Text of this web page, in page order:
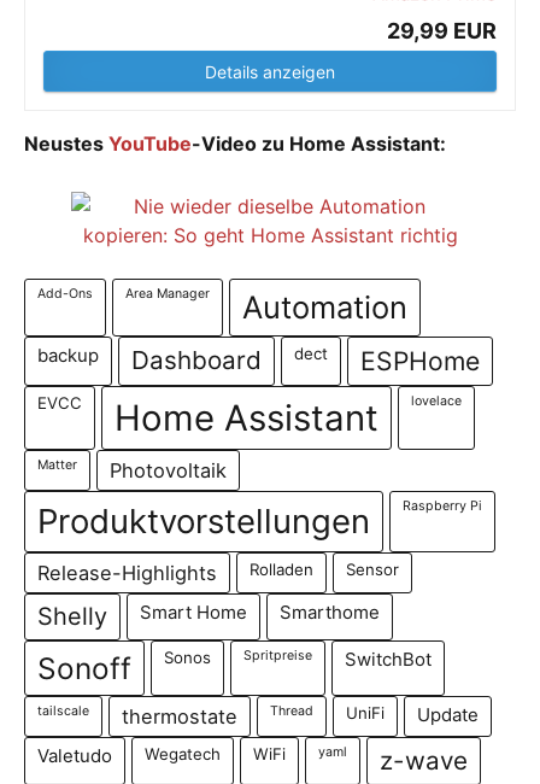
29,99 EUR
Details anzeigen
Neustes YouTube-Video zu Home Assistant:
Add-Ons Area Manager Automation
backup Dashboard dect ESPHome
EVCC Home Assistant lovelace
Matter Photovoltaik
Produktvorstellungen Raspberry Pi
Release-Highlights Rolladen Sensor
Shelly Smart Home Smarthome
Sonoff Sonos Spritpreise SwitchBot
tailscale thermostate Thread UniFi
Update
Valetudo
Wegatech WiFi yaml z-wave